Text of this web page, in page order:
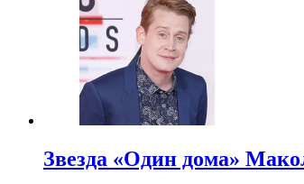
Звезда «Один дома»